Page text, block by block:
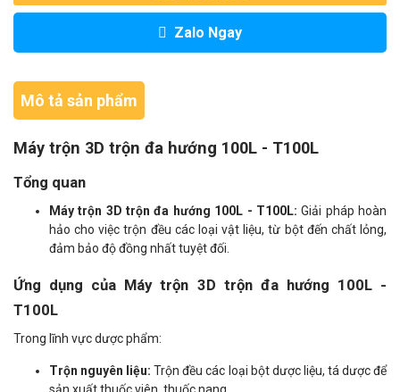
Zalo Ngay
Mô tả sản phẩm
Máy trộn 3D trộn đa hướng 100L - T100L
Tổng quan
Máy trộn 3D trộn đa hướng 100L - T100L: Giải pháp hoàn
hảo cho việc trộn đều các loại vật liệu, từ bột đến chất lỏng,
đảm bảo độ đồng nhất tuyệt đối.
Ứng dụng của Máy trộn 3D trộn đa hướng 100L -
T100L
Trong lĩnh vực dược phẩm:
Trộn nguyên liệu: Trộn đều các loại bột dược liệu, tá dược để